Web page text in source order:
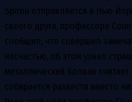
Spirou отправляется в Нью-
своего друга, профессора
сообщил, что совершил
несчастью, об этом узнал
металлический болван
собирается развести вместо